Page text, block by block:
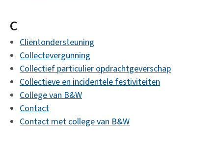
C
Cliëntondersteuning
Collectevergunning
Collectief particulier opdrachtgeverschap
Collectieve en incidentele festiviteiten
College van B&W
Contact
Contact met college van B&W